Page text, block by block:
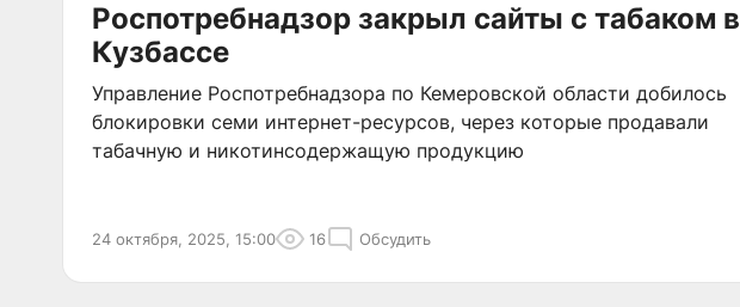
Роспотребнадзор закрыл сайты с табаком в
Кузбассе
Управление Роспотребнадзора по Кемеровской области добилось
блокировки семи интернет-ресурсов, через которые продавали
табачную и никотинсодержащую продукцию
24 октября, 2025, 15:00 16 Обсудить